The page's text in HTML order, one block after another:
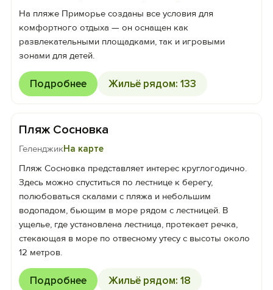
На пляже Приморье созданы все условия для
комфортного отдыха — он оснащен как
развлекательными площадками, так и игровыми
зонами для детей.
Подробнее Жильё рядом: 133
Пляж Сосновка
ГеленджикНа карте
Пляж Сосновка представляет интерес круглогодично.
Здесь можно спуститься по лестнице к берегу,
полюбоваться скалами с пляжа и небольшим
водопадом, бьющим в море рядом с лестницей. В
ущелье, где установлена лестница, протекает речка,
стекающая в море по отвесному утесу с высоты около
12 метров.
Подробнее Жильё рядом: 18